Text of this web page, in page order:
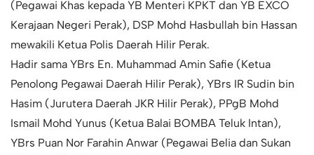
(Pegawai Khas kepada YB Menteri KPKT dan YB EXCO
Kerajaan Negeri Perak), DSP Mohd Hasbullah bin Hassan
mewakili Ketua Polis Daerah Hilir Perak.
Hadir sama YBrs En. Muhammad Amin Safie (Ketua
Penolong Pegawai Daerah Hilir Perak), YBrs IR Sudin bin
Hasim (Jurutera Daerah JKR Hilir Perak), PPgB Mohd
Ismail Mohd Yunus (Ketua Balai BOMBA Teluk Intan),
YBrs Puan Nor Farahin Anwar (Pegawai Belia dan Sukan